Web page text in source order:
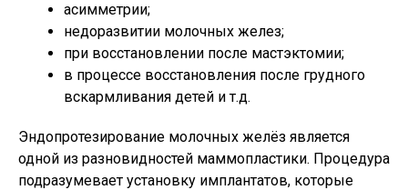
асимметрии;
недоразвитии молочных желез;
при восстановлении после мастэктомии;
в процессе восстановления после грудного
вскармливания детей и т.д.
Эндопротезирование молочных желёз является
одной из разновидностей маммопластики. Процедура
подразумевает установку имплантатов, которые